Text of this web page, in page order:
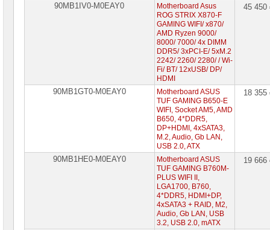
90MB1IV0-M0EAY0
Motherboard Asus
ROG STRIX X870-F
GAMING WIFI/ х870/
AMD Ryzen 9000/
8000/ 7000/ 4x DIMM
DDR5/ 3xPCI-E/ 5xM.2
2242/ 2260/ 2280/ / Wi-
Fi/ BT/ 12xUSB/ DP/
HDMI
45
90MB1GT0-M0EAY0
Motherboard ASUS
TUF GAMING B650-E
WIFI, Socket AM5, AMD
B650, 4*DDR5,
DP+HDMI, 4xSATA3,
M.2, Audio, Gb LAN,
USB 2.0, ATX
18
90MB1HE0-M0EAY0
Motherboard ASUS
TUF GAMING B760M-
PLUS WIFI II,
LGA1700, B760,
4*DDR5, HDMI+DP,
4xSATA3 + RAID, M2,
Audio, Gb LAN, USB
3.2, USB 2.0, mATX
19